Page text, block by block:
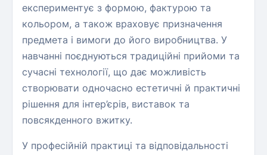
експериментує з формою, фактурою та
кольором, а також враховує призначення
предмета і вимоги до його виробництва. У
навчанні поєднуються традиційні прийоми та
сучасні технології, що дає можливість
створювати одночасно естетичні й практичні
рішення для інтер’єрів, виставок та
повсякденного вжитку.
У професійній практиці та відповідальності